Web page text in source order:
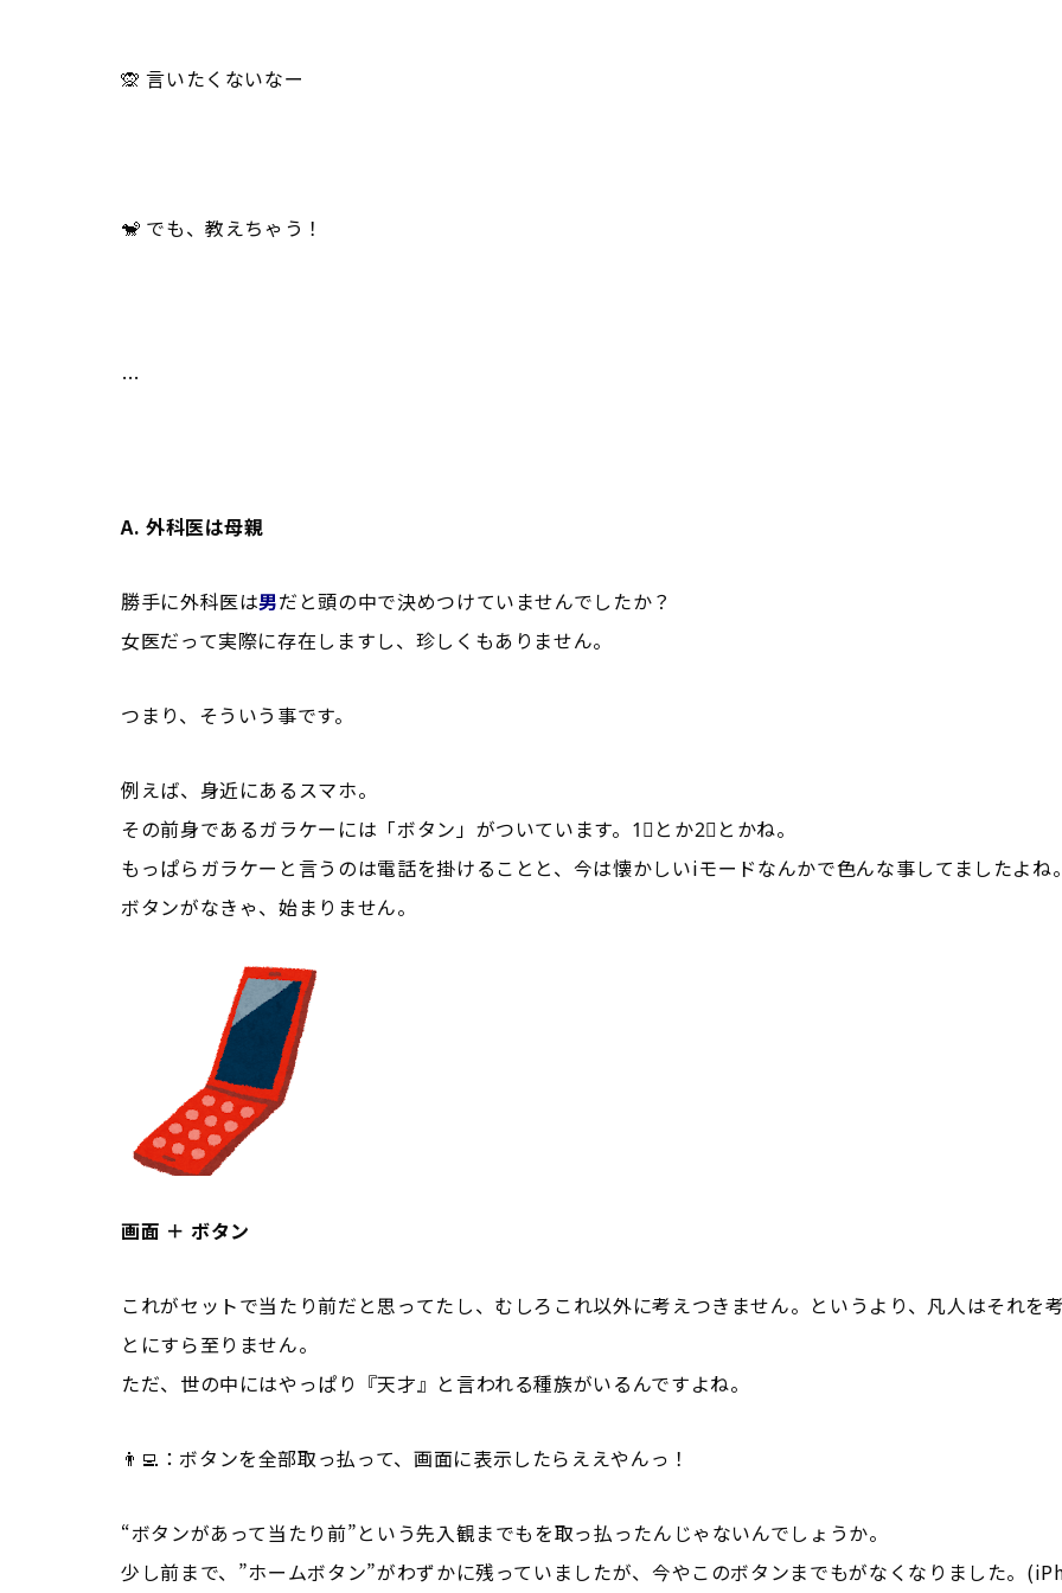
🙊 言いたくないなー
🐒 でも、教えちゃう！
…
A. 外科医は母親
勝手に外科医は男だと頭の中で決めつけていませんでしたか？
女医だって実際に存在しますし、珍しくもありません。
つまり、そういう事です。
例えば、身近にあるスマホ。
その前身であるガラケーには「ボタン」がついています。1⃣とか2⃣とかね。
もっぱらガラケーと言うのは電話を掛けることと、今は懐かしいiモードなんかで色んな事してましたよね
ボタンがなきゃ、始まりません。
画面 ＋ ボタン
これがセットで当たり前だと思ってたし、むしろこれ以外に考えつきません。というより、凡人はそれを
とにすら至りません。
ただ、世の中にはやっぱり『天才』と言われる種族がいるんですよね。
👨‍💻：ボタンを全部取っ払って、画面に表示したらええやんっ！
“ボタンがあって当たり前”という先入観までもを取っ払ったんじゃないんでしょうか。
少し前まで、”ホームボタン”がわずかに残っていましたが、今やこのボタンまでもがなくなりました。